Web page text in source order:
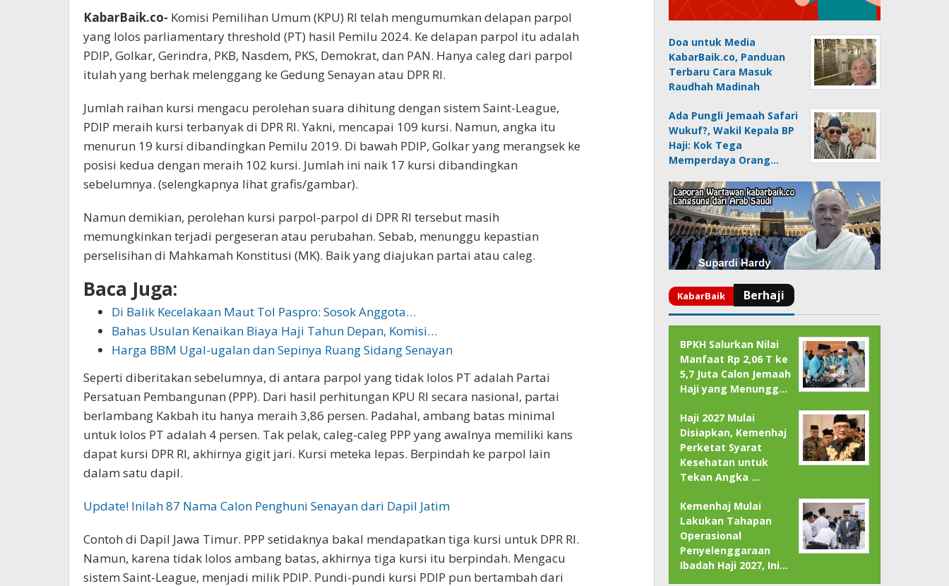
KabarBaik.co- Komisi Pemilihan Umum (KPU) RI telah mengumumkan delapan parpol
yang lolos parliamentary threshold (PT) hasil Pemilu 2024. Ke delapan parpol itu adalah
PDIP, Golkar, Gerindra, PKB, Nasdem, PKS, Demokrat, dan PAN. Hanya caleg dari parpol
itulah yang berhak melenggang ke Gedung Senayan atau DPR RI.
Jumlah raihan kursi mengacu perolehan suara dihitung dengan sistem Saint-League,
PDIP meraih kursi terbanyak di DPR RI. Yakni, mencapai 109 kursi. Namun, angka itu
menurun 19 kursi dibandingkan Pemilu 2019. Di bawah PDIP, Golkar yang merangsek ke
posisi kedua dengan meraih 102 kursi. Jumlah ini naik 17 kursi dibandingkan
sebelumnya. (selengkapnya lihat grafis/gambar).
Namun demikian, perolehan kursi parpol-parpol di DPR RI tersebut masih
memungkinkan terjadi pergeseran atau perubahan. Sebab, menunggu kepastian
perselisihan di Mahkamah Konstitusi (MK). Baik yang diajukan partai atau caleg.
Baca Juga:
Di Balik Kecelakaan Maut Tol Paspro: Sosok Anggota…
Bahas Usulan Kenaikan Biaya Haji Tahun Depan, Komisi…
Harga BBM Ugal-ugalan dan Sepinya Ruang Sidang Senayan
Seperti diberitakan sebelumnya, di antara parpol yang tidak lolos PT adalah Partai
Persatuan Pembangunan (PPP). Dari hasil perhitungan KPU RI secara nasional, partai
berlambang Kakbah itu hanya meraih 3,86 persen. Padahal, ambang batas minimal
untuk lolos PT adalah 4 persen. Tak pelak, caleg-caleg PPP yang awalnya memiliki kans
dapat kursi DPR RI, akhirnya gigit jari. Kursi meteka lepas. Berpindah ke parpol lain
dalam satu dapil.
Update! Inilah 87 Nama Calon Penghuni Senayan dari Dapil Jatim
Contoh di Dapil Jawa Timur. PPP setidaknya bakal mendapatkan tiga kursi untuk DPR RI.
Namun, karena tidak lolos ambang batas, akhirnya tiga kursi itu berpindah. Mengacu
sistem Saint-League, menjadi milik PDIP. Pundi-pundi kursi PDIP pun bertambah dari
Doa untuk Media
KabarBaik.co, Panduan
Terbaru Cara Masuk
Raudhah Madinah
Ada Pungli Jemaah Safari
Wukuf?, Wakil Kepala BP
Haji: Kok Tega
Memperdaya Orang…
BPKH Salurkan Nilai
Manfaat Rp 2,06 T ke
5,7 Juta Calon Jemaah
Haji yang Menungg…
Haji 2027 Mulai
Disiapkan, Kemenhaj
Perketat Syarat
Kesehatan untuk
Tekan Angka …
Kemenhaj Mulai
Lakukan Tahapan
Operasional
Penyelenggaraan
Ibadah Haji 2027, Ini…